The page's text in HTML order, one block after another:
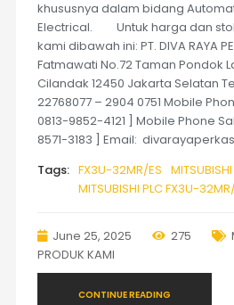
khususnya dalam bidang
Electrical. Untuk harga dan
kami dibawah ini: PT. DIVA RAYA
Fatmawati No.72 Taman Pondok
Cilandak 12450 Jakarta Selatan
22768077 – 2904 0751 Mobile
0813-9852-4121 ] Mobile Phone
8571-3183 ] Email:
Tags: FX3U-32MR/ES
MITSUBISHI PLC FX3U-
June 25, 2025 275
PRODUK KAMI
CONTINUE READING